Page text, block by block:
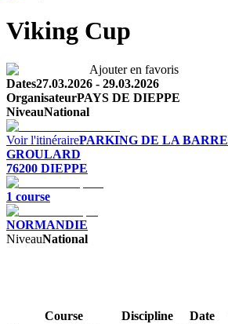
Viking Cup
Ajouter en favoris
Dates27.03.2026 - 29.03.2026
OrganisateurPAYS DE DIEPPE
NiveauNational
Voir l'itinérairePARKING DE LA BARRE
GROULARD
76200 DIEPPE
1 course
NORMANDIE
NiveauNational
Course Discipline Date